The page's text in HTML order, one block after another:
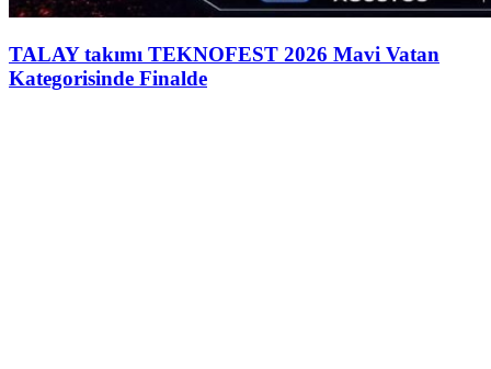
TALAY takımı TEKNOFEST 2026 Mavi Vatan
Kategorisinde Finalde